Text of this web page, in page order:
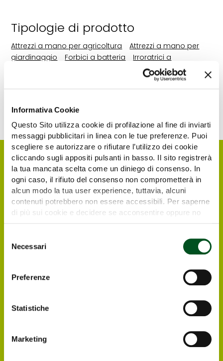
Informativa Cookie
Questo Sito utilizza cookie di profilazione al fine di inviarti
messaggi pubblicitari in linea con le tue preferenze. Puoi
scegliere se autorizzare o rifiutare l’utilizzo dei cookie
cliccando sugli appositi pulsanti in basso. Il sito registrerà
la tua mancata scelta come un diniego di consenso. In
ogni caso, il rifiuto del consenso non comprometterà in
alcun modo la tua user experience, tuttavia, alcuni
contenuti potrebbero non essere accessibili. Per saperne
di più sui cookie e decidere se acconsentire oppure no
delNecessari
Preferenze
Statistiche
Marketing
Tipologie di prodotto
Attrezzi a mano per agricoltura
Attrezzi a mano per
giardinaggio
Forbici a batteria
Irroratrici a
Legatrici a
mano
Nebulizzatrici a spalla
Potatrici a
potatura
Richiedi il tuo biglietto
elettronico gratuito
interessati a visitare Agrilevante by Eima
2025 possono registrarsi direttamente online,
in modo da ricevere all’indirizzo e-mail che
avranno indicato il biglietto elettronico